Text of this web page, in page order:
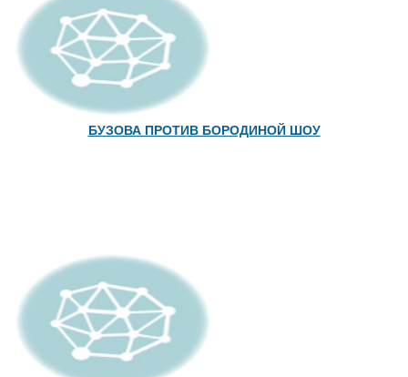
БУЗОВА ПРОТИВ БОРОДИНОЙ ШОУ